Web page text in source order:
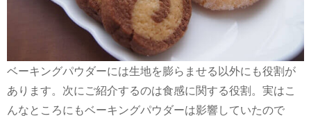
ベーキングパウダーには生地を膨らませる以外にも役割が
あります。次にご紹介するのは食感に関する役割。実はこ
んなところにもベーキングパウダーは影響していたので